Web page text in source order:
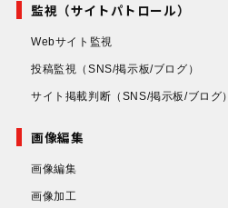
監視（サイトパトロール）
Webサイト監視
投稿監視 （SNS/掲示板/ブログ）
サイト掲載判断 （SNS/掲示板/ブログ）
画像編集
画像編集
画像加工